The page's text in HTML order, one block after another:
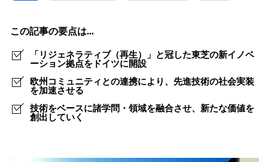
会
変
革
を
起
こ
この記事の要点は...
「リジェネラティブ（再生）」と冠した東芝の新イノベ
ーション拠点をドイツに開設
欧州コミュニティとの連携により、先進技術の社会実装
を加速させる
技術をベースに諸学問・領域を融合させ、新たな価値を
創出していく